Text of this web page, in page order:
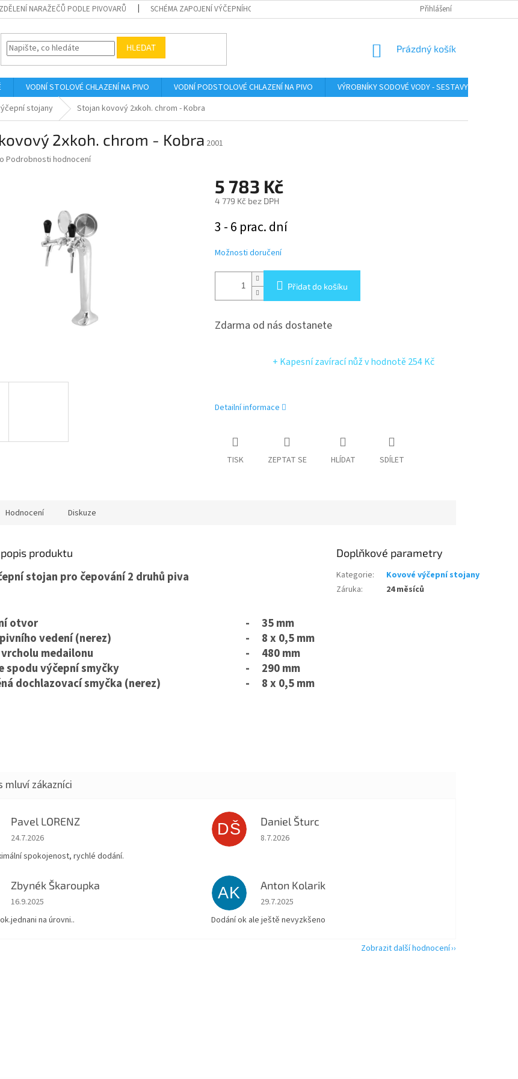
NARAŽEČŮ PODLE PIVOVARŮ SCHÉMA ZAPOJENÍ VÝČEPNÍHO ZAŘÍZENÍ INSTRUKTÁŽNÍ VIDEA
Přihlášení
HLEDAT
NÁKUPNÍ
Prázdný košík
VODNÍ STOLOVÉ CHLAZENÍ NA PIVO VODNÍ PODSTOLOVÉ CHLAZENÍ NA PIVO VÝROBNÍKY SODOVÉ VODY - SESTAVY
stojany Stojan kovový 2xkoh. chrom - Kobra
2xkoh. chrom - Kobra 2001
Podrobnosti hodnocení
5 783 Kč
4 779 Kč bez DPH
cena:
3 - 6 prac. dní
Možnosti doručení
Přidat do košíku
Zdarma od nás dostanete
+ Kapesní zavírací nůžv hodnotě 254 Kč
Detailní informace
TISK ZEPTAT SE HLÍDAT SDÍLET
Hodnocení Diskuze
produktu
stojan pro čepování 2 druhů piva
otvor -
35 mm
vedení (nerez)
-
8 x 0,5 mm
medailonu
-
480 mm
spodu výčepní smyčky
-
290 mm
dochlazovací smyčka (nerez)
- 8 x 0,5 mm
Doplňkové parametry
Kategorie:
Kovové výčepní stojany
Záruka: 24 měsíců
Pavel LORENZ
Hodnocení obchodu je 5 z 5 hvězdiček.
24.7.2026
spokojenost, rychlé dodání.
DŠ Daniel Šturc
Hodnocení obchodu je 5 z 5 hvězdiček.
8.7.2026
Zbynék Škaroupka
Hodnocení obchodu je 5 z 5 hvězdiček.
16.9.2025
na úrovni..
AK Anton Kolarik
Hodnocení obchodu je 5 z 5 hvězdiček.
29.7.2025
Dodání ok ale ještě nevyzkšeno
Zobrazit další hodnocení